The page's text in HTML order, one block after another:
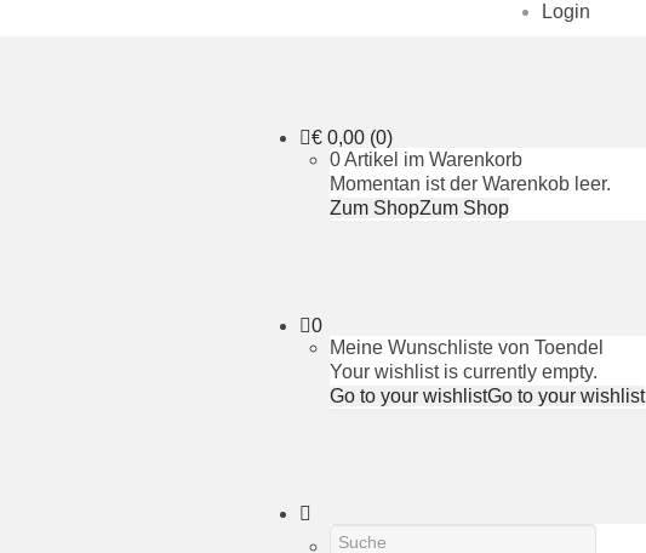
Login
€ 0,00 (0)
0 Artikel im Warenkorb
Momentan ist der Warenkob leer.
Zum ShopZum Shop
0
Meine Wunschliste von Toendel
Your wishlist is currently empty.
Go to your wishlistGo to your wishlist